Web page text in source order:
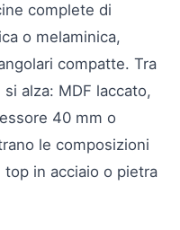
complete di
o melaminica,
compatte. Tra
alza: MDF laccato,
40 mm o
le composizioni
in acciaio o pietra